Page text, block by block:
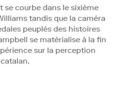
se courbe dans le sixième
tandis que la caméra
peuplés des histoires
se matérialise à la fin
sur la perception